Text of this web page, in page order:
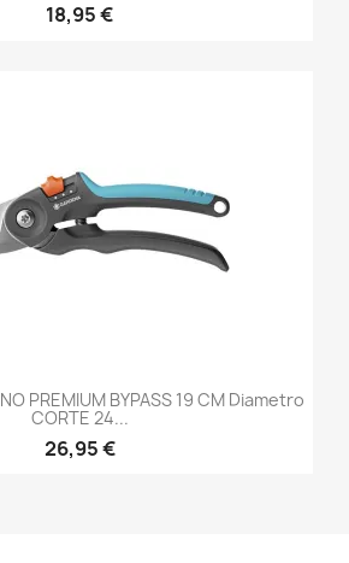
18,95 €
PREMIUM BYPASS 19 CM Diametro
CORTE 24...
26,95 €